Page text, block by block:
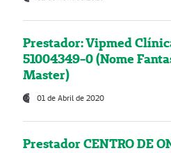
Prestador: Vipmed
51004349-0 (Nome
Master)
01 de Abril de 2020
Prestador CENTRO DE